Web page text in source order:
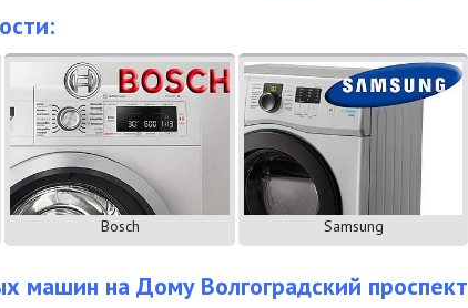
Bosch Samsung
машин на Дому Волгоградский проспект